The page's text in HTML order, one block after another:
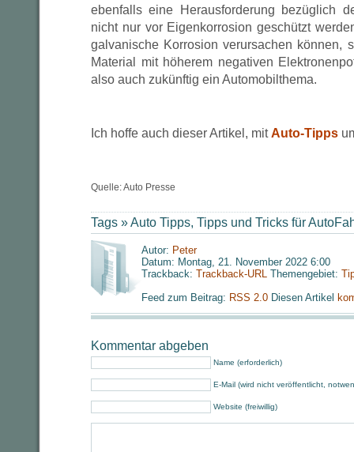
ebenfalls eine Herausforderung bezüglich
nicht nur vor Eigenkorrosion geschützt
galvanische Korrosion verursachen können,
Material mit höherem negativen
also auch zukünftig ein Automobilthema.
Ich hoffe auch dieser Artikel, mitAuto-Tipps
Quelle: Auto Presse
Tags »Auto Tipps, Tipps und Tricks für
Autor: Peter
Datum: Montag, 21. November 2022 6:00
Trackback: Trackback-URL Themengebiet:
Feed zum Beitrag: RSS 2.0 Diesen Artikel
Kommentar abgeben
Name (erforderlich)
E-Mail (wird nicht veröffentlicht,
Website (freiwillig)